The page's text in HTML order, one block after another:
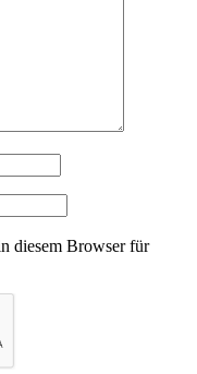
diesem Browser für